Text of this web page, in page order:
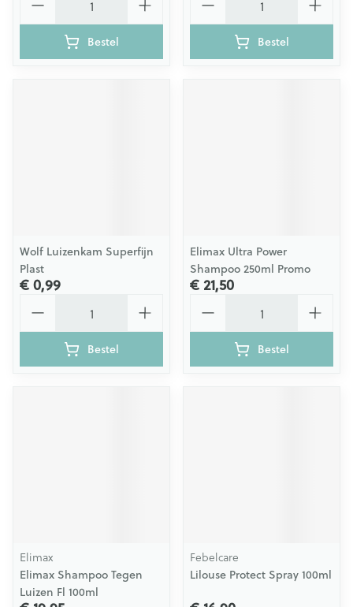
Bestel Bestel
Wolf Luizenkam Superfijn
Plast
€ 0,99
Bestel
Elimax Ultra Power
Shampoo 250ml Promo
€ 21,50
Bestel
Elimax
Elimax Shampoo Tegen
Luizen Fl 100ml
Febelcare
Lilouse Protect Spray 100ml